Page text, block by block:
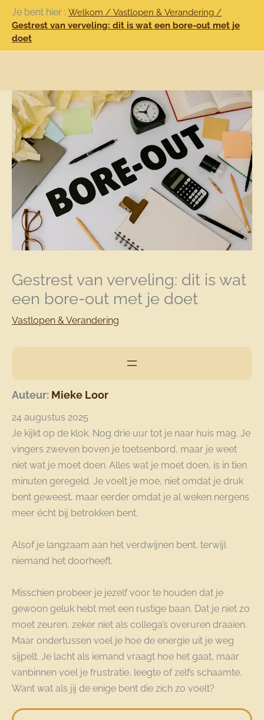
naar
inhoud
Je bent hier : Welkom / Vastlopen & Verandering /
Gestrest van verveling: dit is wat een bore-out met je
doet
Gestrest van verveling: dit is wat
een bore-out met je doet
Vastlopen & Verandering
Auteur: Mieke Loor
24 augustus 2025
Je kijkt op de klok. Nog drie uur tot je naar huis mag. Je
vingers zweven boven je toetsenbord, maar je weet
niet wat je moet doen. Alles wat je moet doen, is in tien
minuten geregeld. Je voelt je moe, niet omdat je druk
bent geweest, maar eerder omdat je al weken nergens
meer écht bij betrokken bent.
Alsof je langzaam aan het verdwijnen bent, terwijl
niemand het doorheeft.
Misschien probeer je jezelf voor te houden dat je
gewoon geluk hebt met een rustige baan. Dat je niet zo
moet zeuren, zeker niet als collega’s overuren draaien.
Maar ondertussen voel je hoe de energie uit je weg
sijpelt. Je lacht als iemand vraagt hoe het gaat, maar
vanbinnen voel je frustratie, leegte of zelfs schaamte.
Want wat als jij de enige bent die zich zo voelt?